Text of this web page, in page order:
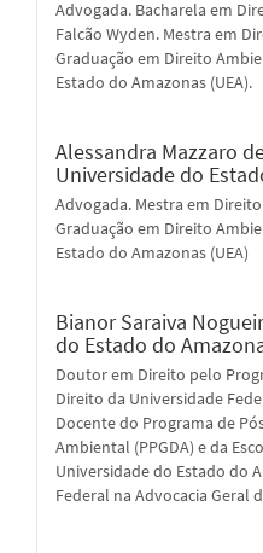
Advogada. Bacharela em
Falcão Wyden. Mestra em
Graduação em Direito
Estado do Amazonas (UEA).
Alessandra Mazzaro
Universidade do
Advogada. Mestra em
Graduação em Direito
Estado do Amazonas (UEA)
Bianor Saraiva
do Estado do
Doutor em Direito pelo
Direito da Universidade
Docente do Programa de
Ambiental (PPGDA) e da
Universidade do Estado do
Federal na Advocacia Geral